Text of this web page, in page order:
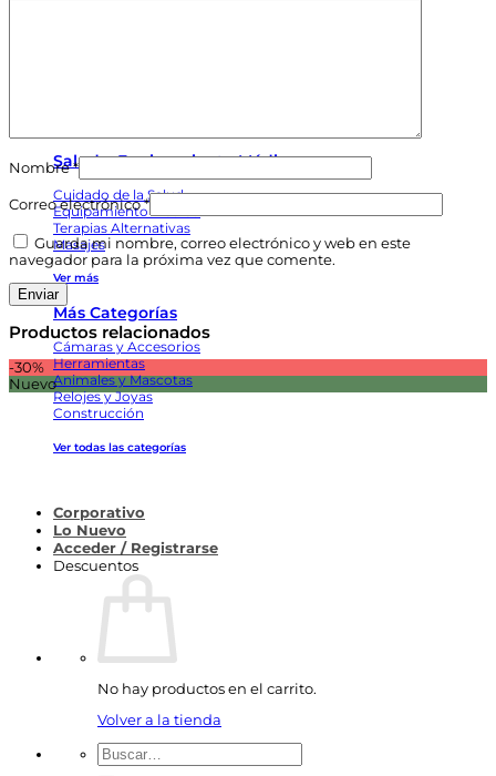
Salud y Equipamiento Médico
Cuidado de la Salud
Equipamiento Médico
Terapias Alternativas
Masajes
Ver más
Más Categorías
Cámaras y Accesorios
Herramientas
Animales y Mascotas
Relojes y Joyas
Construcción
Ver todas las categorías
Corporativo
Lo Nuevo
Acceder / Registrarse
Descuentos
No hay productos en el carrito.
Volver a la tienda
Buscar
por:
Nombre*
Correo electrónico*
Guarda mi nombre, correo electrónico y web en este
navegador para la próxima vez que comente.
Productos relacionados
-30%
Nuevo